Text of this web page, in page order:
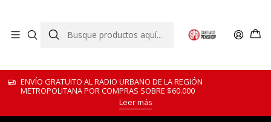
ENVÍO GRATUITO AL RADIO URBANO DE LA REGIÓN
METROPOLITANA POR COMPRAS SOBRE $60.000
Leer más